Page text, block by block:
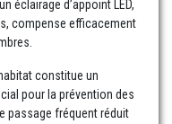
éclairage d’appoint LED,
compense efficacement
constitue un
pour la prévention des
passage fréquent réduit